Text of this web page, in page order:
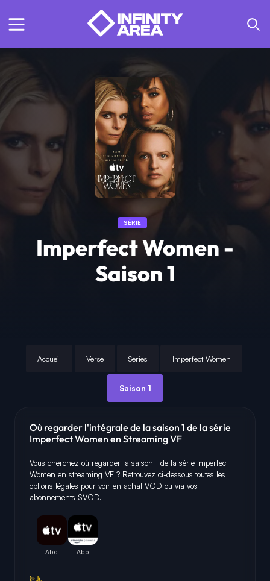
SÉRIE
Imperfect Women -
Saison 1
Accueil Verse Séries Imperfect Women
Saison 1
Où regarder l'intégrale de la saison 1 de la série
Imperfect Women en Streaming VF
Vous cherchez où regarder la saison 1 de la série Imperfect
Women en streaming VF ? Retrouvez ci-dessous toutes les
options légales pour voir en achat VOD ou via vos
abonnements SVOD.